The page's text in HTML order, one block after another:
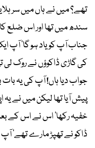
تھے؟ میں نے ہاں میں سر
سندھ میں تھا اور اس ضلع
جناب آپ کو یاد ہو گا‘ آپ
کی گاڑی ڈاکوؤں نے روک لی
جواب دیا ہاں! آپ کی یہ
پیش آیا تھا لیکن میں نے
خفیہ رکھا‘ اس نے اس کے
ڈاکو نے تھپڑ مارے تھے‘